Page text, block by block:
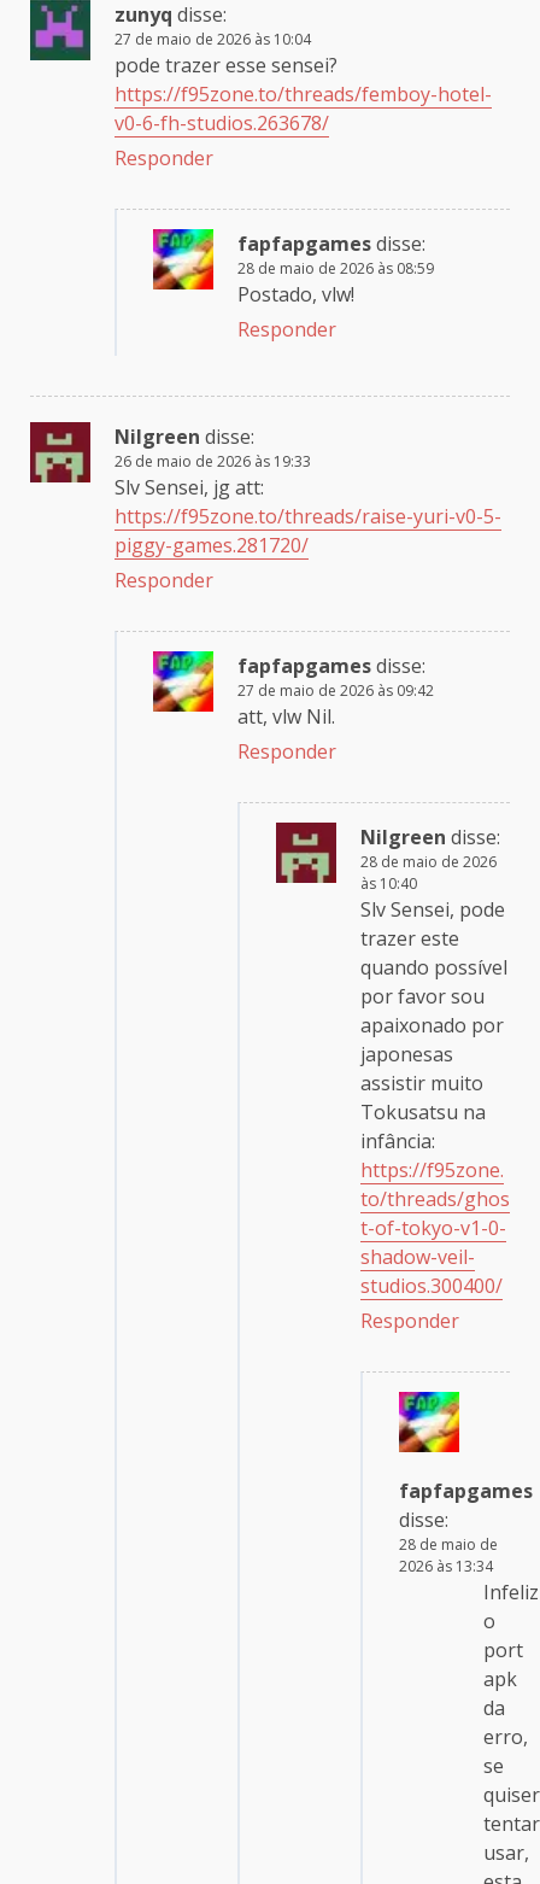
zunyq disse:
27 de maio de 2026 às 10:04
pode trazer esse sensei?
https://f95zone.to/threads/femboy-hotel-
v0-6-fh-studios.263678/
Responder
fapfapgamesdisse:
28 de maio de 2026 às 08:59
Postado, vlw!
Responder
Nilgreen disse:
26 de maio de 2026 às 19:33
Slv Sensei, jg att:
https://f95zone.to/threads/raise-yuri-v0-5-
piggy-games.281720/
Responder
fapfapgamesdisse:
27 de maio de 2026 às 09:42
att, vlw Nil.
Responder
Nilgreen disse:
28 de maio de 2026
às 10:40
Slv Sensei, pode
trazer este
quando possível
por favor sou
apaixonado por
japonesas
assistir muito
Tokusatsu na
infância:
https://f95zone.
to/threads/ghos
t-of-tokyo-v1-0-
shadow-veil-
studios.300400/
Responder
fapfapgames
disse:
28 de maio de
2026 às 13:34
o
port
apk
da
erro,
se
quiser
tentar
usar,